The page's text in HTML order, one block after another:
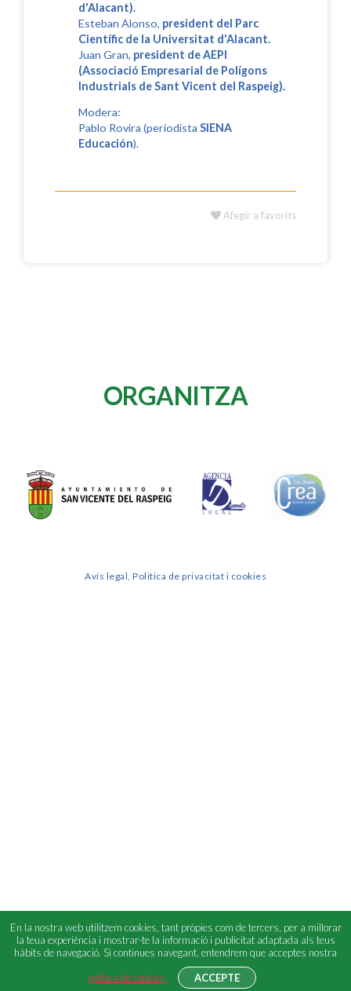
d'Alacant).
Esteban Alonso, president del Parc
Científic de la Universitat d'Alacant.
Juan Gran, president de AEPI
(Associació Empresarial de Polígons
Industrials de Sant Vicent del Raspeig).
Modera:
Pablo Rovira (periodista SIENA
Educación).
Afegir a favorits
En la nostra web utilitzem cookies, tant pròpies com de tercers, per a millorar
la teua experiència i mostrar-te la informació i publicitat adaptada als teus
hàbits de navegació. Si continues navegant, entendrem que acceptes nostra
política de cookies.
ACCEPTE
ORGANITZA
Avís legal, Politica de privacitat i cookies